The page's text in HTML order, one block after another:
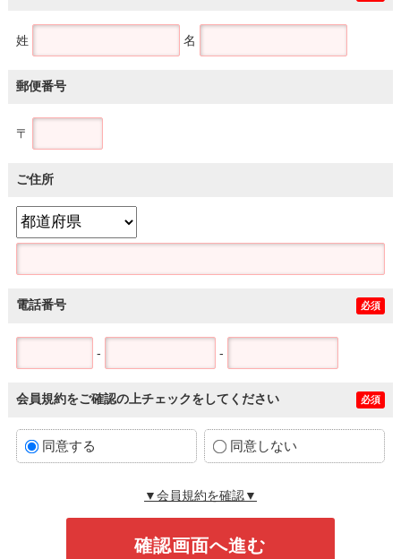
姓 名
郵便番号
〒
ご住所
電話番号 必須
- -
会員規約をご確認の上チェックをしてください 必須
同意する 同意しない
▼会員規約を確認▼